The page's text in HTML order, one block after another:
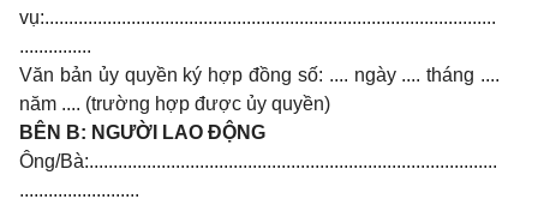
vụ:..............................................................................................
...............
Văn bản ủy quyền ký hợp đồng số: .... ngày .... tháng ....
năm .... (trường hợp được ủy quyền)
BÊN B: NGƯỜI LAO ĐỘNG
Ông/Bà:.....................................................................................
.........................